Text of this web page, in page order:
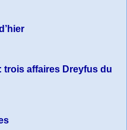
trois affaires Dreyfus du